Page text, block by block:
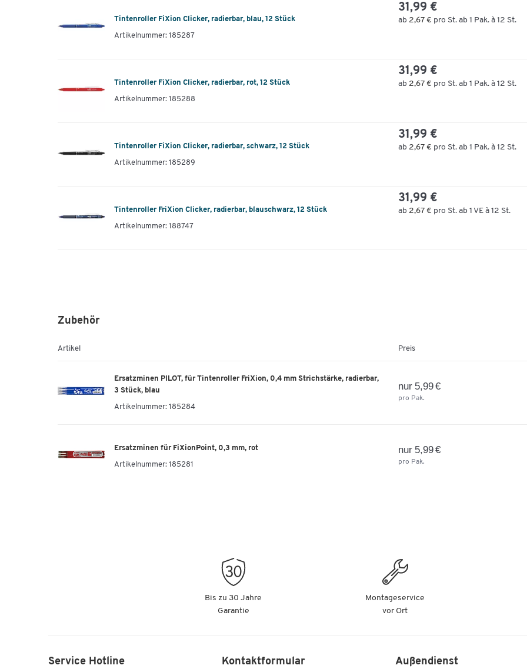
Tintenroller FiXion Clicker, radierbar, blau, 12 Stück
Artikelnummer: 185287
31,99 €
ab 2,67 € pro St. ab 1 Pak. à 12 St.
Tintenroller FiXion Clicker, radierbar, rot, 12 Stück
Artikelnummer: 185288
31,99 €
ab 2,67 € pro St. ab 1 Pak. à 12 St.
Tintenroller FiXion Clicker, radierbar, schwarz, 12 Stück
Artikelnummer: 185289
31,99 €
ab 2,67 € pro St. ab 1 Pak. à 12 St.
Tintenroller FriXion Clicker, radierbar, blauschwarz, 12 Stück
Artikelnummer: 188747
31,99 €
ab 2,67 € pro St. ab 1 VE à 12 St.
Zubehör
Artikel Preis
Ersatzminen PILOT, für Tintenroller FriXion, 0,4 mm Strichstärke, radierbar,
3 Stück, blau
Artikelnummer: 185284
nur 5,99 €
pro Pak.
Ersatzminen für FiXionPoint, 0,3 mm, rot
Artikelnummer: 185281
nur 5,99 €
pro Pak.
Bis zu 30 Jahre
Garantie
Montageservice
vor Ort
Service Hotline Kontaktformular Außendienst